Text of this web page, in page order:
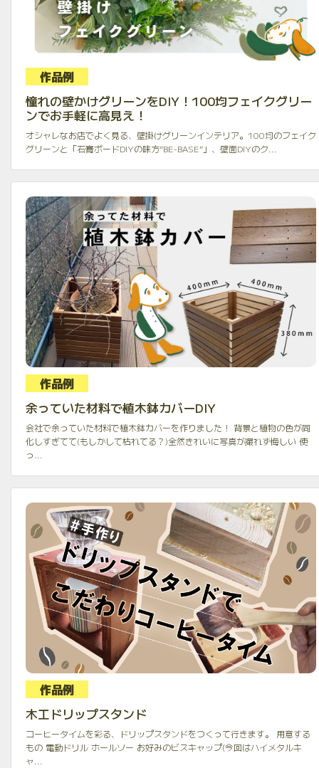
作品例
憧れの壁かけグリーンをDIY！100均フェイクグリー
ンでお手軽に高見え！
オシャレなお店でよく見る、壁掛けグリーンインテリア。100均のフェイク
グリーンと「石膏ボードDIYの味方“BE-BASE”」、壁面DIYのク...
作品例
余っていた材料で植木鉢カバーDIY
会社で余っていた材料で植木鉢カバーを作りました！ 背景と植物の色が同
化しすぎてて(もしかして枯れてる？)全然きれいに写真が撮れず悔しい 使
っ...
作品例
木工ドリップスタンド
コーヒータイムを彩る、ドリップスタンドをつくって行きます。 用意する
もの 電動ドリル ホールソー お好みのビスキャップ(今回はハイメタルキ
ャ...